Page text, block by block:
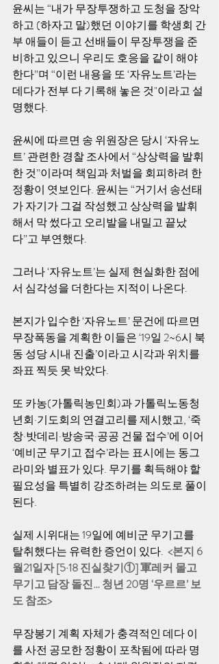
윤씨는 “내가 무장투쟁하고 도청을 장악
하고 (하자고 말)했던 이야기를 학생회 간
부 애들이 듣고 선배들이 무장투쟁을 준
비하고 있으니 우리도 호응을 같이 해야
한다”며 “이런 내용을 또 ‘자유노트’라는
데다가 전부 다 기록해 놓은 것"이라고 설
명했다.
윤씨에 따르면 송 위원장은 당시 ‘자유노
트’ 관련한 경찰 조사에서 “상상력을 발휘
한 것”이라며 책임과 처벌을 회피하려 한
정황이 엿보인다. 윤씨는 “거기서 송선태
가 자기가 그걸 작성했고 상상력을 발휘
해서 막 썼다고 오리발을 내밀고 끝났
다”고 부연했다.
그러나 ‘자유노트’는 실제 현실화한 점에
서 심각성을 더한다는 지적이 나온다.
본지가 입수한 ‘자유노트’ 문건에 따르면
무장폭동을 계획한 이들은 ‘19일 2~6시 북
동 성당 시내 진출’이라고 시각과 위치를
좌표 찍듯 못 박았다.
또 카농(가톨릭농민회)과 가톨릭노동청
년회·기도회의 연결고리를 제시했고, ‘죽
창·밧데리·방송국·공공 건물 접수’에 이어
‘예비군 무기고 접수’라는 표시에는 동그
라미와 별표가 있다. 무기를 획득해야 할
필요성을 특별히 강조하려는 의도로 풀이
된다.
실제 시위대는 19일에 예비군 무기고를
탈취했다는 유력한 증언이 있다. <본지 6
월21일자 [5·18 진실찾기①] 軍레커 몰고
무기고 담장 돌진… 청년 20명 ‘우르르’ 보
도 참조>
무장봉기 계획 자체가 충격적인 데다 이
를 사전 공모한 정황이 포착됨에 따라 명